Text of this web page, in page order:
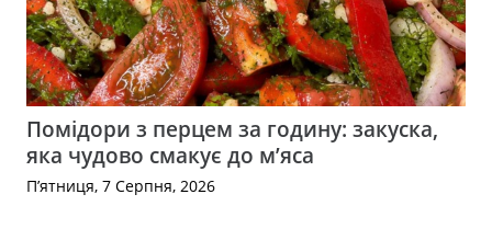
Помідори з перцем за годину: закуска,
яка чудово смакує до м’яса
П’ятниця, 7 Серпня, 2026